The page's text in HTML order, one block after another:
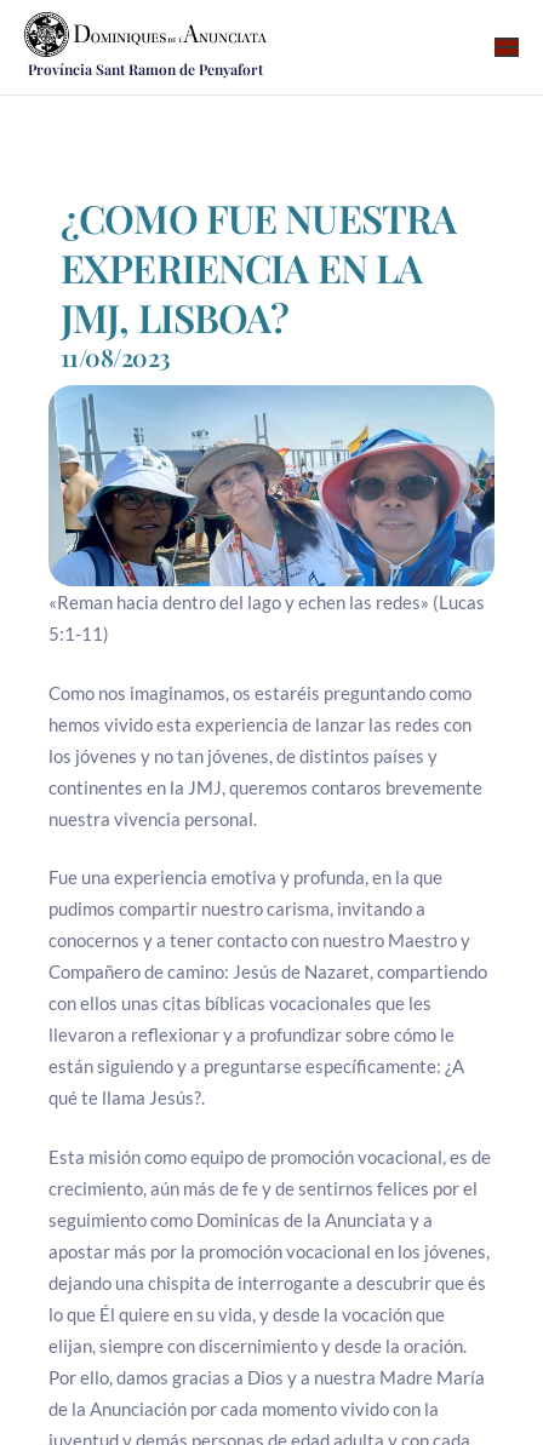
Província Sant Ramon de Penyafort
Qui som
Vocacions
Notícies
Recursos
Contacte
¿COMO FUE NUESTRA
EXPERIENCIA EN LA
JMJ, LISBOA?
11/08/2023
«Reman hacia dentro del lago y echen las redes» (Lucas
5:1-11)
Como nos imaginamos, os estaréis preguntando como
hemos vivido esta experiencia de lanzar las redes con
los jóvenes y no tan jóvenes, de distintos países y
continentes en la JMJ, queremos contaros brevemente
nuestra vivencia personal.
Fue una experiencia emotiva y profunda, en la que
pudimos compartir nuestro carisma, invitando a
conocernos y a tener contacto con nuestro Maestro y
Compañero de camino: Jesús de Nazaret, compartiendo
con ellos unas citas bíblicas vocacionales que les
llevaron a reflexionar y a profundizar sobre cómo le
están siguiendo y a preguntarse específicamente: ¿A
qué te llama Jesús?.
Esta misión como equipo de promoción vocacional, es de
crecimiento, aún más de fe y de sentirnos felices por el
seguimiento como Dominicas de la Anunciata y a
apostar más por la promoción vocacional en los jóvenes,
dejando una chispita de interrogante a descubrir que és
lo que Él quiere en su vida, y desde la vocación que
elijan, siempre con discernimiento y desde la oración.
Por ello, damos gracias a Dios y a nuestra Madre María
de la Anunciación por cada momento vivido con la
juventud y demás personas de edad adulta y con cada